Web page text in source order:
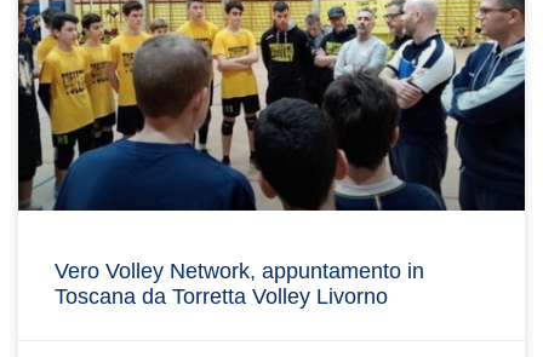
Vero Volley Network, appuntamento in
Toscana da Torretta Volley Livorno